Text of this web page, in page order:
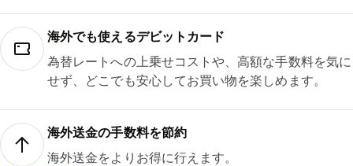
海外でも使えるデビットカード
為替レートへの上乗せコストや、高額な手数料を気に
せず、どこでも安心してお買い物を楽しめます。
海外送金の手数料を節約
海外送金をよりお得に行えます。